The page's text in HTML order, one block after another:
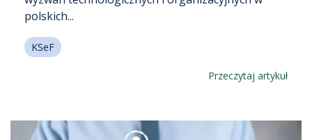
polskich...
KSeF
Przeczytaj artykuł